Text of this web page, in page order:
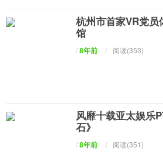
杭州市首家VR党
馆
/8年前 / 阅读(353)
风靡十载亚太娱乐
石》
/8年前 / 阅读(351)